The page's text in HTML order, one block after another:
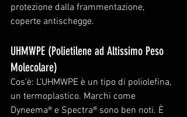
protezione dalla frammentazione,
coperte antischegge.
UHMWPE (Polietilene ad Altissimo Peso
Molecolare)
Cos'è: L'UHMWPE è un tipo di poliolefina,
un termoplastico. Marchi come
Dyneema® e Spectra® sono ben noti. È